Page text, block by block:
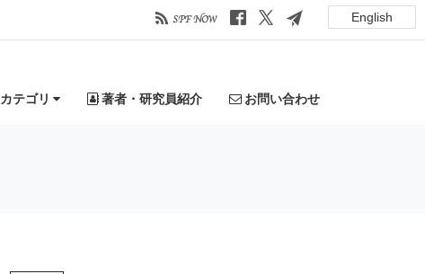
English
カテゴリ 著者・研究員紹介 お問い合わせ